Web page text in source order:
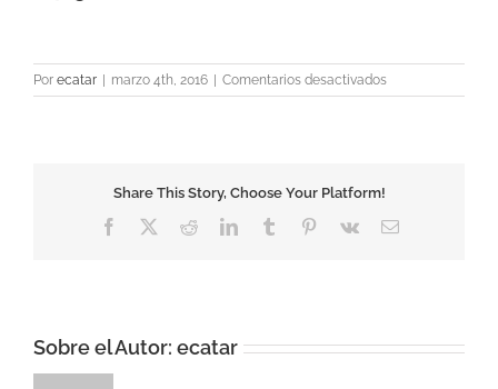
Por ecatar marzo 4th, 2016 Comentarios desactivadosen
10713
Share This Story, Choose Your Platform!
Facebook RedditLinkedInTumblr Pinterest
Vk
Correo
Sobre el Autor: ecatar